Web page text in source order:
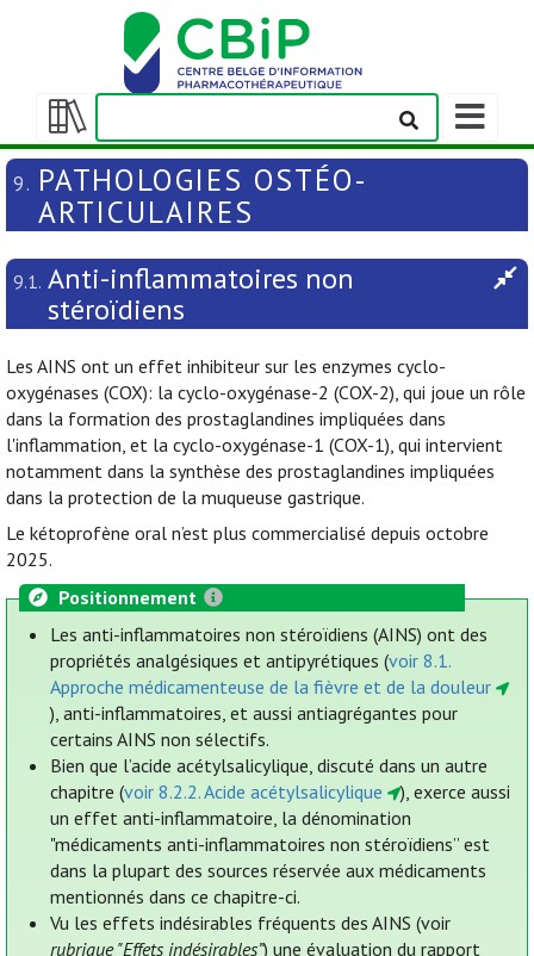
Afficher/masquer
la
table
des
Afficher/
la
barre
9. PATHOLOGIES OSTÉO-
ARTICULAIRES
9.1. Anti-inflammatoires non
stéroïdiens
Les AINS ont un effet inhibiteur sur les enzymes cyclo-
oxygénases (COX): la cyclo-oxygénase-2 (COX-2), qui joue un rôle
dans la formation des prostaglandines impliquées dans
l'inflammation, et la cyclo-oxygénase-1 (COX-1), qui intervient
notamment dans la synthèse des prostaglandines impliquées
dans la protection de la muqueuse gastrique.
Le kétoprofène oral n’est plus commercialisé depuis octobre
2025.
Positionnement
Les anti-inflammatoires non stéroïdiens (AINS) ont des
propriétés analgésiques et antipyrétiques (voir 8.1.
Approche médicamenteuse de la fièvre et de la douleur
), anti-inflammatoires, et aussi antiagrégantes pour
certains AINS non sélectifs.
Bien que l’acide acétylsalicylique, discuté dans un autre
chapitre (voir 8.2.2. Acide acétylsalicylique
), exerce aussi
un effet anti-inflammatoire, la dénomination
"médicaments anti-inflammatoires non stéroïdiens” est
dans la plupart des sources réservée aux médicaments
mentionnés dans ce chapitre-ci.
Vu les effets indésirables fréquents des AINS (voir
rubrique "Effets indésirables”) une évaluation du rapport